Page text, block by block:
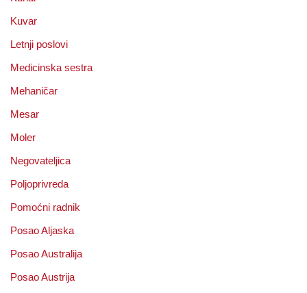
Kuvar
Letnji poslovi
Medicinska sestra
Mehaničar
Mesar
Moler
Negovateljica
Poljoprivreda
Pomoćni radnik
Posao Aljaska
Posao Australija
Posao Austrija